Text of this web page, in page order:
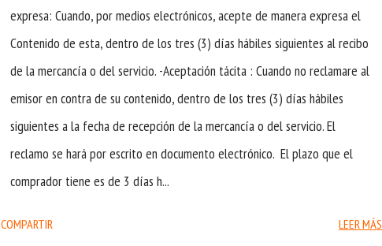
expresa: Cuando, por medios electrónicos, acepte de manera expresa el
Contenido de esta, dentro de los tres (3) días hábiles siguientes al recibo
de la mercancía o del servicio. -Aceptación tácita : Cuando no reclamare al
emisor en contra de su contenido, dentro de los tres (3) días hábiles
siguientes a la fecha de recepción de la mercancía o del servicio. El
reclamo se hará por escrito en documento electrónico. El plazo que el
comprador tiene es de 3 días h...
COMPARTIR LEER MÁS